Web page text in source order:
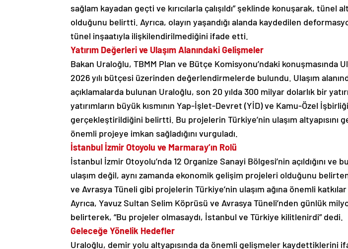
sağlam kayadan geçti ve kırıcılarla çalışıldı” şeklinde konuşarak, tünel
olduğunu belirtti. Ayrıca, olayın yaşandığı alanda kaydedilen
tünel inşaatıyla ilişkilendirilmediğini ifade etti.
Yatırım Değerleri ve Ulaşım Alanındaki Gelişmeler
Bakan Uraloğlu, TBMM Plan ve Bütçe Komisyonu’ndaki konuşmasında
2026 yılı bütçesi üzerinden değerlendirmelerde bulundu. Ulaşım
açıklamalarda bulunan Uraloğlu, son 20 yılda 300 milyar dolarlık bir
yatırımların büyük kısmının Yap-İşlet-Devret (YİD) ve Kamu-Özel
gerçekleştirildiğini belirtti. Bu projelerin Türkiye’nin ulaşım altyapısını
önemli projeye imkan sağladığını vurguladı.
İstanbul İzmir Otoyolu ve Marmaray’ın Rolü
İstanbul İzmir Otoyolu’nda 12 Organize Sanayi Bölgesi’nin açıldığını ve
ulaşım değil, aynı zamanda ekonomik gelişim projeleri olduğunu
ve Avrasya Tüneli gibi projelerin Türkiye’nin ulaşım ağına önemli katkılar
Ayrıca, Yavuz Sultan Selim Köprüsü ve Avrasya Tüneli’nden günlük
belirterek, “Bu projeler olmasaydı, İstanbul ve Türkiye kilitlenirdi” dedi.
Geleceğe Yönelik Hedefler
Uraloğlu, demir yolu altyapısında da önemli gelişmeler kaydettiklerini